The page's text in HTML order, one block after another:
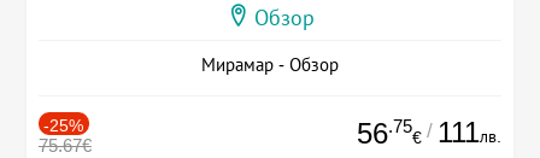
Обзор
Мирамар - Обзор
-25%
75.67€ 56.75
€ / 111лв.